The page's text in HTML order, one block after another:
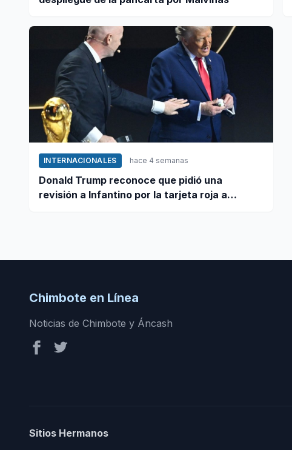
INTERNACIONALES hace 4 semanas
Donald Trump reconoce que pidió una
revisión a Infantino por la tarjeta roja a
Chimbote en Línea
Noticias de Chimbote y Áncash
Sitios Hermanos